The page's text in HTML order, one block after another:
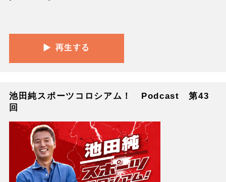
池田純スポーツコロシアム！ Podcast 第43
回